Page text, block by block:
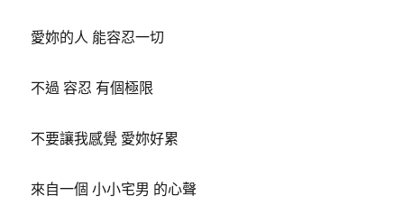
愛妳的人 能容忍一切
不過 容忍 有個極限
不要讓我感覺 愛妳好累
來自一個 小小宅男 的心聲